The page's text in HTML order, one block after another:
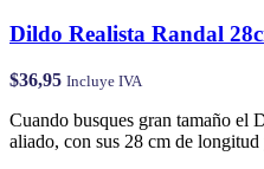
Dildo Realista Randal
$36,95 Incluye IVA
Cuando busques gran tamaño el
aliado, con sus 28 cm de